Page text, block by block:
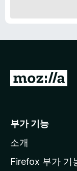
M
l
a
부가 기능
소개
Firefox 부가 기